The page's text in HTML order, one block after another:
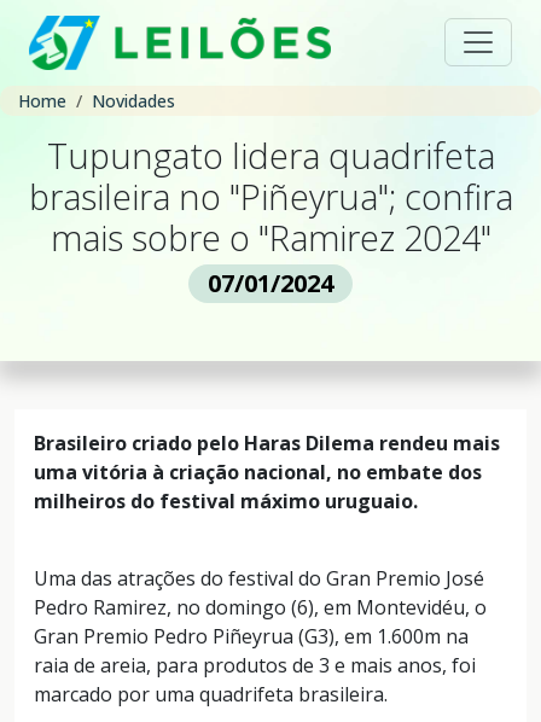
Home Novidades
Tupungato lidera quadrifeta
brasileira no "Piñeyrua"; confira
mais sobre o "Ramirez 2024"
07/01/2024
Brasileiro criado pelo Haras Dilema rendeu mais
uma vitória à criação nacional, no embate dos
milheiros do festival máximo uruguaio.
Uma das atrações do festival do Gran Premio José
Pedro Ramirez, no domingo (6), em Montevidéu, o
Gran Premio Pedro Piñeyrua (G3), em 1.600m na
raia de areia, para produtos de 3 e mais anos, foi
marcado por uma quadrifeta brasileira.